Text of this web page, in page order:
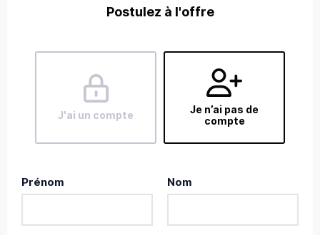
Postulez à l'offre
J'ai un compte
Je n’ai pas de
compte
Prénom Nom